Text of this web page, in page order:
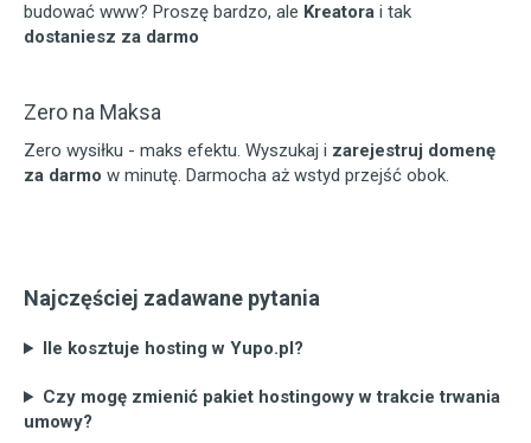
budować www? Proszę bardzo, ale Kreatora i tak
dostaniesz za darmo
Zero na Maksa
Zero wysiłku - maks efektu. Wyszukaj i zarejestruj domenę
za darmo w minutę. Darmocha aż wstyd przejść obok.
Najczęściej zadawane pytania
Ile kosztuje hosting w Yupo.pl?
Czy mogę zmienić pakiet hostingowy w trakcie trwania
umowy?